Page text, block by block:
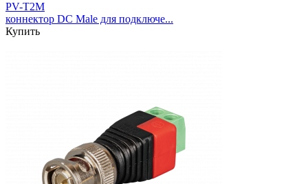
PV-T2M
коннектор DC Male для подключе...
Купить